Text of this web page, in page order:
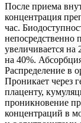
После приема
концентрация
час.
непосредственно
увеличивается на
на 40%.
Распределение в
Проникает через
плаценту,
проникновение
концентраций в